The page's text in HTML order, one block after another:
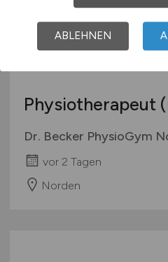
Physiotherapeut
Dr. Becker PhysioGym
vor 2 Tagen
Norden
ABLEHNEN